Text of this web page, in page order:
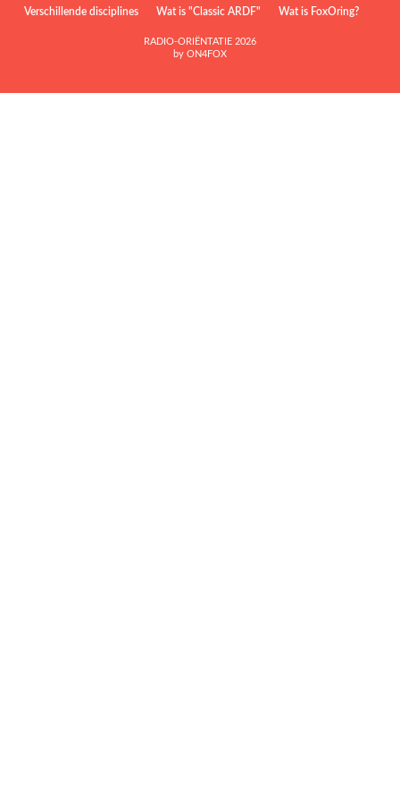
Verschillende disciplines Wat is "Classic ARDF" Wat is FoxOring?
RADIO-ORIËNTATIE 2026
by ON4FOX